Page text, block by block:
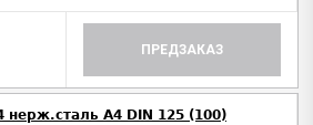
ПРЕДЗАКАЗ
нерж.сталь А4 DIN 125 (100)